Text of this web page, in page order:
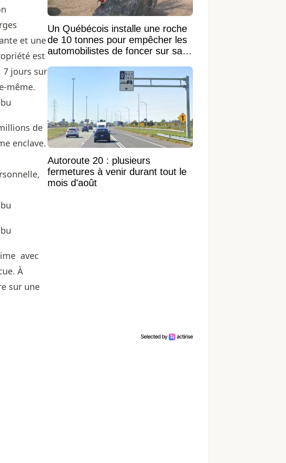
et une
est
7 jours sur
même.
de
enclave.
avec
À
sur une
Un Québécois installe une roche
de 10 tonnes pour empêcher les
automobilistes de foncer sur sa
Autoroute 20 : plusieurs
fermetures à venir durant tout le
mois d'août